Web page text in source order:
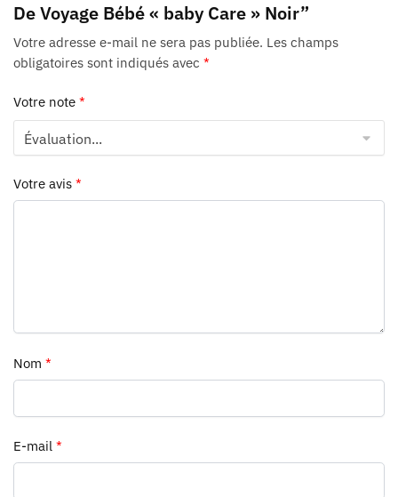
De Voyage Bébé « baby Care » Noir”
Votre adresse e-mail ne sera pas publiée. Les champs
obligatoires sont indiqués avec *
Votre note *
Votre avis *
Nom *
E-mail *